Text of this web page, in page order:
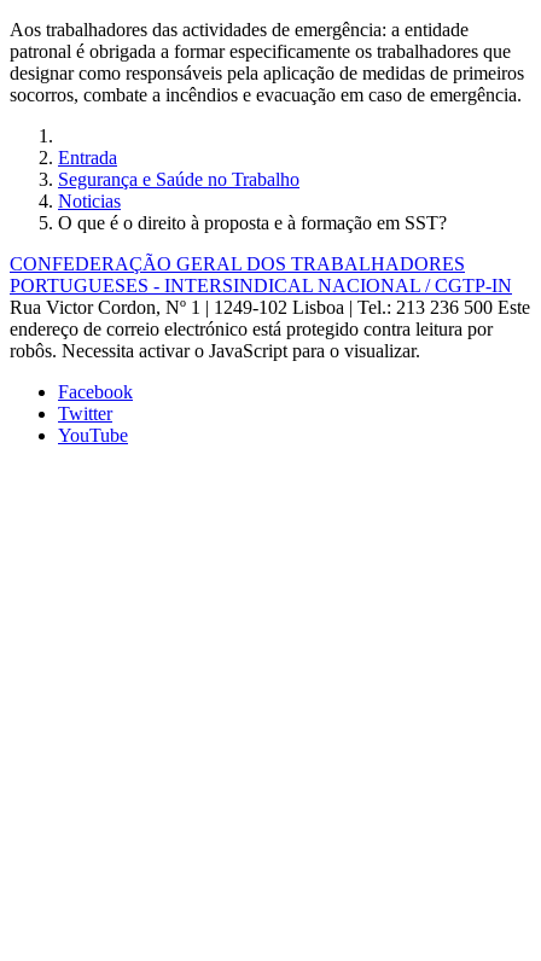
Aos trabalhadores das actividades de emergência: a entidade
patronal é obrigada a formar especificamente os trabalhadores que
designar como responsáveis pela aplicação de medidas de primeiros
socorros, combate a incêndios e evacuação em caso de emergência.
Entrada
Segurança e Saúde no Trabalho
Noticias
O que é o direito à proposta e à formação em SST?
CONFEDERAÇÃO GERAL DOS TRABALHADORES
PORTUGUESES - INTERSINDICAL NACIONAL / CGTP-IN
Rua Victor Cordon, Nº 1 | 1249-102 Lisboa | Tel.: 213 236 500 Este
endereço de correio electrónico está protegido contra leitura por
robôs. Necessita activar o JavaScript para o visualizar.
Facebook
Twitter
YouTube